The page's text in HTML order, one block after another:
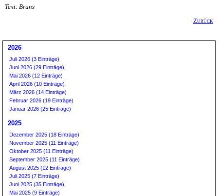
Text: Bruns
Zurück
2026
Juli 2026 (3 Einträge)
Juni 2026 (29 Einträge)
Mai 2026 (12 Einträge)
April 2026 (10 Einträge)
März 2026 (14 Einträge)
Februar 2026 (19 Einträge)
Januar 2026 (25 Einträge)
2025
Dezember 2025 (18 Einträge)
November 2025 (11 Einträge)
Oktober 2025 (11 Einträge)
September 2025 (11 Einträge)
August 2025 (12 Einträge)
Juli 2025 (7 Einträge)
Juni 2025 (35 Einträge)
Mai 2025 (9 Einträge)